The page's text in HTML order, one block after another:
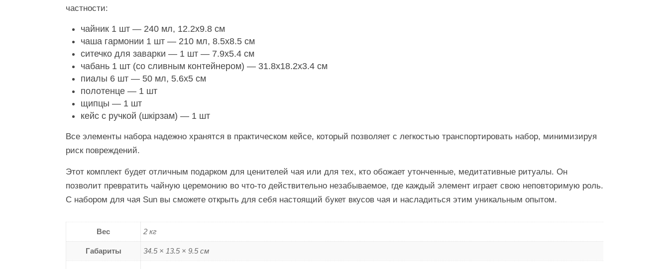
частности:
чайник 1 шт — 240 мл, 12.2х9.8 см
чаша гармонии 1 шт — 210 мл, 8.5х8.5 см
ситечко для заварки — 1 шт — 7.9х5.4 см
чабань 1 шт (со сливным контейнером) — 31.8х18.2х3.4 см
пиалы 6 шт — 50 мл, 5.6х5 см
полотенце — 1 шт
щипцы — 1 шт
кейс с ручкой (шкірзам) — 1 шт
Все элементы набора надежно хранятся в практическом кейсе, который позволяет с легкостью транспортировать набор, минимизируя
риск повреждений.
Этот комплект будет отличным подарком для ценителей чая или для тех, кто обожает утонченные, медитативные ритуалы. Он
позволит превратить чайную церемонию во что-то действительно незабываемое, где каждый элемент играет свою неповторимую роль.
С набором для чая Sun вы сможете открыть для себя настоящий букет вкусов чая и насладиться этим уникальным опытом.
Вес 2 кг
Габариты 34.5 × 13.5 × 9.5 см